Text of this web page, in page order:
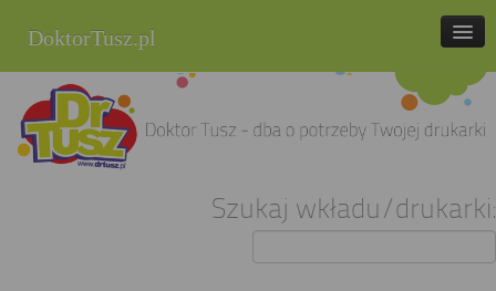
DoktorTusz.pl
tel. 857 337 337
Strona główna
Szukaj wkładu/drukarki: